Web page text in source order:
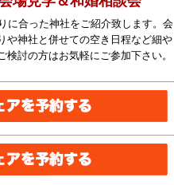
に合った神社をご紹介致します。会
や神社と併せての空き日程など細や
討の方はお気軽にご参加下さい。